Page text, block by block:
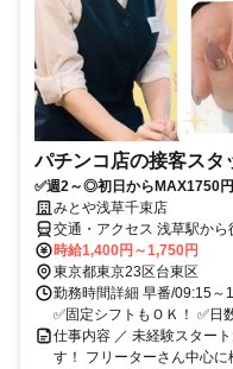
パチンコ店の接客スタ
✅週2～◎初日からMAX1750
みとや浅草千束店
交通・アクセス 浅草駅から
時給1,400円～1,750円
東京都東京23区台東区
勤務時間詳細 早番/09:15～
✅固定シフトもＯＫ！ ✅日
仕事内容 ／ 未経験スター
す！ フリーターさん中心